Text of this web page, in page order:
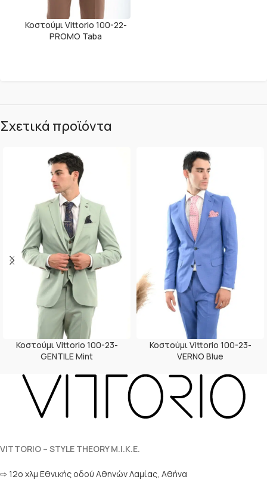
Κοστούμι Vittorio 100-22-
PROMO Taba
Σχετικά προϊόντα
Κοστούμι Vittorio 100-23-
GENTILE Mint
Κοστούμι Vittorio 100-23-
VERNO Blue
VITTORIO – STYLE THEORY M.I.K.E.
⇨ 12ο χλμ Eθνικής οδού Αθηνών Λαμίας, Αθήνα